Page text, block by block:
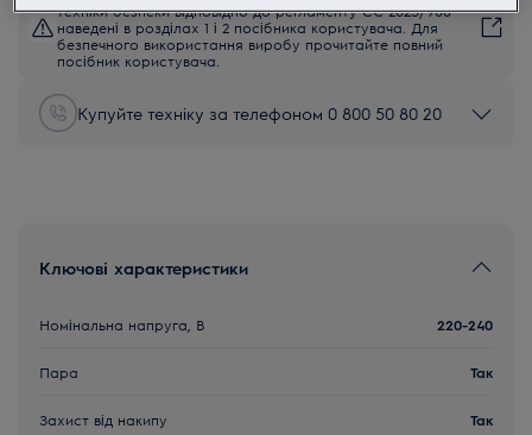
техніки безпеки відповідно до регламенту ЄС 2023/988
наведені в розділах 1 і 2 посібника користувача. Для
безпечного використання виробу прочитайте повний
посібник користувача.
Купуйте техніку за телефоном 0 800 50 80 20
Ключові характеристики
Номінальна напруга, В 220-240
Пара Так
Захист від накипу Так